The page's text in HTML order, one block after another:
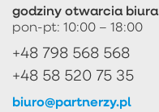
godziny otwarcia biura
pon-pt: 10:00 – 18:00
+48 798 568 568
+48 58 520 75 35
biuro@partnerzy.pl